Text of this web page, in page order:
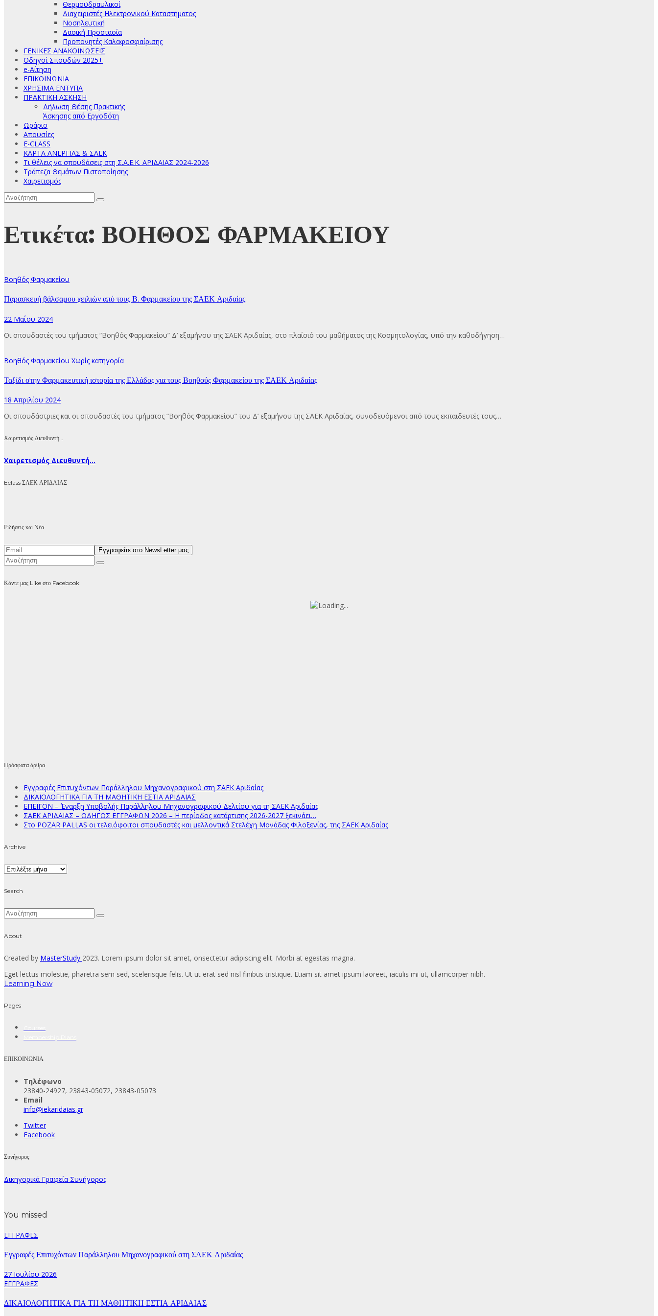
Θερμοϋδραυλικοί
Διαχειριστές Ηλεκτρονικού Καταστήματος
Νοσηλευτική
Δασική Προστασία
Προπονητές Καλαφοσφαίρισης
ΓΕΝΙΚΕΣ ΑΝΑΚΟΙΝΩΣΕΙΣ
Οδηγοί Σπουδών 2025+
e-Αίτηση
ΕΠΙΚΟΙΝΩΝΙΑ
ΧΡΗΣΙΜΑ ΕΝΤΥΠΑ
ΠΡΑΚΤΙΚΗ ΑΣΚΗΣΗ
Δήλωση Θέσης Πρακτικής
Άσκησης από Εργοδότη
Ωράριο
Απουσίες
E-CLASS
ΚΑΡΤΑ ΑΝΕΡΓΙΑΣ & ΣΑΕΚ
Τι θέλεις να σπουδάσεις στη Σ.Α.Ε.Κ. ΑΡΙΔΑΙΑΣ 2024-2026
Τράπεζα Θεμάτων Πιστοποίησης
Χαιρετισμός
Ετικέτα: ΒΟΗΘΟΣ ΦΑΡΜΑΚΕΙΟΥ
Βοηθός Φαρμακείου
Παρασκευή βάλσαμου χειλιών από τους Β. Φαρμακείου της ΣΑΕΚ Αριδαίας
22 Μαΐου 2024
Οι σπουδαστές του τμήματος “Βοηθός Φαρμακείου” Δ’ εξαμήνου της ΣΑΕΚ Αριδαίας, στο πλαίσιό του μαθήματος της Κοσμητολογίας, υπό την καθοδήγηση…
Βοηθός Φαρμακείου Χωρίς κατηγορία
Ταξίδι στην Φαρμακευτική ιστορία της Ελλάδος για τους Βοηθούς Φαρμακείου της ΣΑΕΚ Αριδαίας
18 Απριλίου 2024
Οι σπουδάστριες και οι σπουδαστές του τμήματος “Βοηθός Φαρμακείου” του Δ’ εξαμήνου της ΣΑΕΚ Αριδαίας, συνοδευόμενοι από τους εκπαιδευτές τους…
Χαιρετισμός Διευθυντή…
Χαιρετισμός Διευθυντή...
Eclass ΣΑΕΚ ΑΡΙΔΑΙΑΣ
Ειδήσεις και Νέα
Κάντε μας Like στο Facebook
Πρόσφατα άρθρα
Εγγραφές Επιτυχόντων Παράλληλου Μηχανογραφικού στη ΣΑΕΚ Αριδαίας
ΔΙΚΑΙΟΛΟΓΗΤΙΚΑ ΓΙΑ ΤΗ ΜΑΘΗΤΙΚΗ ΕΣΤΙΑ ΑΡΙΔΑΙΑΣ
ΕΠΕΙΓΟΝ – Έναρξη Υποβολής Παράλληλου Μηχανογραφικού Δελτίου για τη ΣΑΕΚ Αριδαίας
ΣΑΕΚ ΑΡΙΔΑΙΑΣ – ΟΔΗΓΟΣ ΕΓΓΡΑΦΩΝ 2026 – Η περίοδος κατάρτισης 2026-2027 ξεκινάει…
Στο POZAR PALLAS οι τελειόφοιτοι σπουδαστές και μελλοντικά Στελέχη Μονάδας Φιλοξενίας, της ΣΑΕΚ Αριδαίας
Archive
Archive
Search
About
Created by MasterStudy 2023. Lorem ipsum dolor sit amet, onsectetur adipiscing elit. Morbi at egestas magna.
Eget lectus molestie, pharetra sem sed, scelerisque felis. Ut ut erat sed nisl finibus tristique. Etiam sit amet ipsum laoreet, iaculis mi ut, ullamcorper nibh.
Learning Now
Pages
ΕΠΙΚΟΙΝΩΝΙΑ
Τηλέφωνο
23840-24927, 23843-05072, 23843-05073
Email
info@iekaridaias.gr
Twitter
Facebook
Συνήγορος
Δικηγορικά Γραφεία Συνήγορος
You missed
ΕΓΓΡΑΦΕΣ
Εγγραφές Επιτυχόντων Παράλληλου Μηχανογραφικού στη ΣΑΕΚ Αριδαίας
27 Ιουλίου 2026
ΕΓΓΡΑΦΕΣ
ΔΙΚΑΙΟΛΟΓΗΤΙΚΑ ΓΙΑ ΤΗ ΜΑΘΗΤΙΚΗ ΕΣΤΙΑ ΑΡΙΔΑΙΑΣ